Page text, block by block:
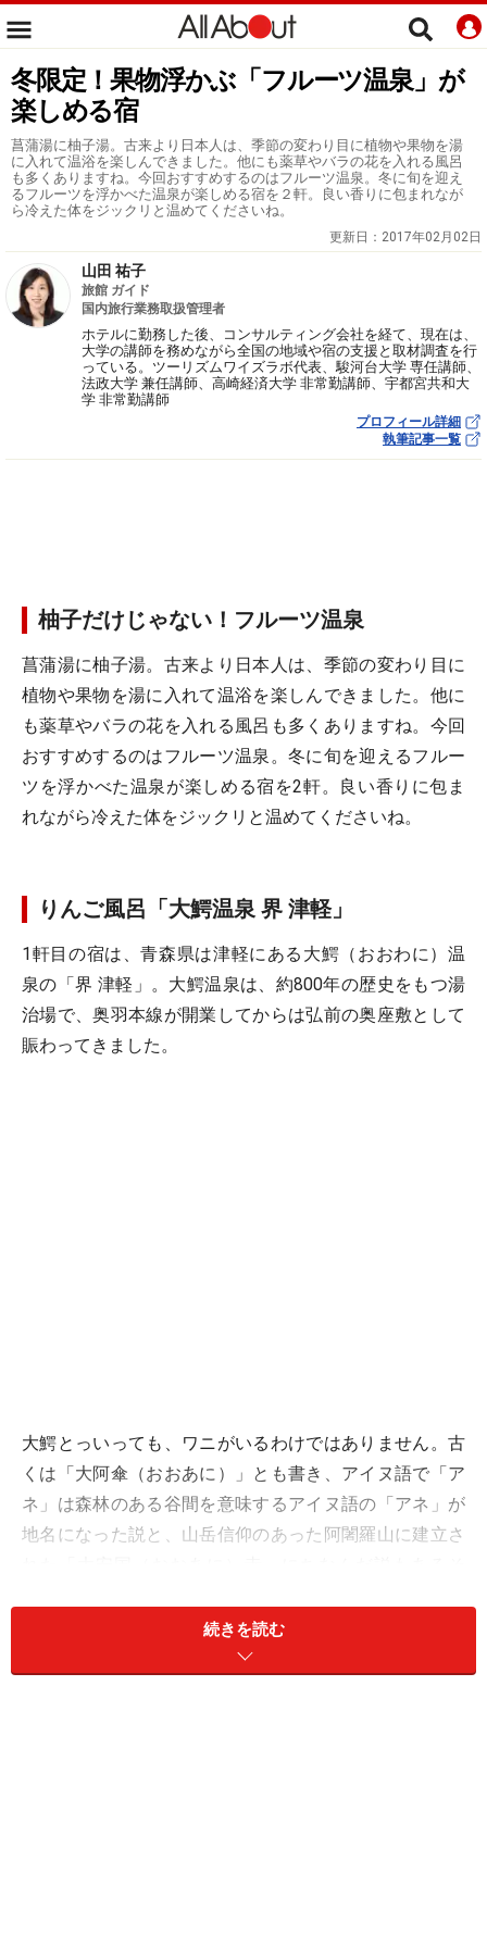
冬限定！果物浮かぶ「フルーツ温泉」が
楽しめる宿
菖蒲湯に柚子湯。古来より日本人は、季節の変わり目に植物や果物を湯
に入れて温浴を楽しんできました。他にも薬草やバラの花を入れる風呂
も多くありますね。今回おすすめするのはフルーツ温泉。冬に旬を迎え
るフルーツを浮かべた温泉が楽しめる宿を２軒。良い香りに包まれなが
ら冷えた体をジックリと温めてくださいね。
更新日： 2017年02月02日
山田 祐子
旅館 ガイド
国内旅行業務取扱管理者
ホテルに勤務した後、コンサルティング会社を経て、現在は、
大学の講師を務めながら全国の地域や宿の支援と取材調査を行
っている。ツーリズムワイズラボ代表、駿河台大学 専任講師、
法政大学 兼任講師、高崎経済大学 非常勤講師、宇都宮共和大
学 非常勤講師
プロフィール詳細
執筆記事一覧
柚子だけじゃない！フルーツ温泉
菖蒲湯に柚子湯。古来より日本人は、季節の変わり目に
植物や果物を湯に入れて温浴を楽しんできました。他に
も薬草やバラの花を入れる風呂も多くありますね。今回
おすすめするのはフルーツ温泉。冬に旬を迎えるフルー
ツを浮かべた温泉が楽しめる宿を2軒。良い香りに包ま
れながら冷えた体をジックリと温めてくださいね。
りんご風呂「大鰐温泉 界 津軽」
1軒目の宿は、青森県は津軽にある大鰐（おおわに）温
泉の「界 津軽」。大鰐温泉は、約800年の歴史をもつ湯
治場で、奥羽本線が開業してからは弘前の奥座敷として
賑わってきました。
大鰐とっいっても、ワニがいるわけではありません。古
くは「大阿傘（おおあに）」とも書き、アイヌ語で「ア
ネ」は森林のある谷間を意味するアイヌ語の「アネ」が
地名になった説と、山岳信仰のあった阿闍羅山に建立さ
いまでは平川沿いに旅館や民宿が軒を連ねる静かな温泉
続きを読む